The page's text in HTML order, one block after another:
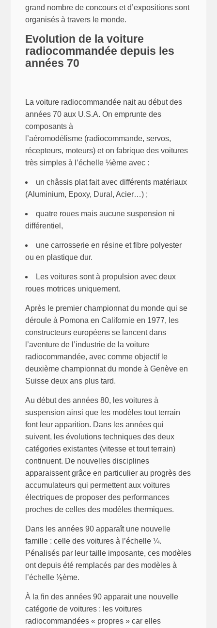
grand nombre de concours et d’expositions sont
organisés à travers le monde.
Evolution de la voiture
radiocommandée depuis les
années 70
La voiture radiocommandée nait au début des
années 70 aux U.S.A. On emprunte des
composants à
l’aéromodélisme (radiocommande, servos,
récepteurs, moteurs) et on fabrique des voitures
très simples à l’échelle ⅛ème avec :
un châssis plat fait avec différents matériaux
(Aluminium, Epoxy, Dural, Acier…) ;
quatre roues mais aucune suspension ni
différentiel,
une carrosserie en résine et fibre polyester
ou en plastique dur.
Les voitures sont à propulsion avec deux
roues motrices uniquement.
Après le premier championnat du monde qui se
déroule à Pomona en Californie en 1977, les
constructeurs européens se lancent dans
l’aventure de l’industrie de la voiture
radiocommandée, avec comme objectif le
deuxième championnat du monde à Genève en
Suisse deux ans plus tard.
Au début des années 80, les voitures à
suspension ainsi que les modèles tout terrain
font leur apparition. Dans les années qui
suivent, les évolutions techniques des deux
catégories existantes (vitesse et tout terrain)
continuent. De nouvelles disciplines
apparaissent grâce en particulier au progrès des
accumulateurs qui permettent aux voitures
électriques de proposer des performances
proches de celles des modèles thermiques.
Dans les années 90 apparaît une nouvelle
famille : celle des voitures à l’échelle ¼.
Pénalisés par leur taille imposante, ces modèles
ont depuis été remplacés par des modèles à
l’échelle ⅕ème.
À la fin des années 90 apparait une nouvelle
catégorie de voitures : les voitures
radiocommandées « propres » car elles